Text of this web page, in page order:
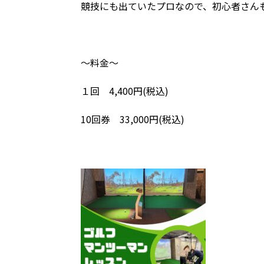
競技にも出ていたプロなので、初心者さん
～料金～
１回 4,400円(税込)
10回券 33,000円(税込)